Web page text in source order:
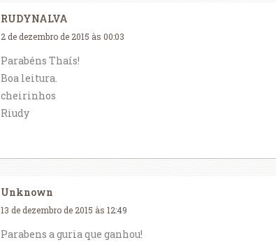
RUDYNALVA
2 de dezembro de 2015 às 00:03
Parabéns Thaís!
Boa leitura.
cheirinhos
Riudy
Unknown
13 de dezembro de 2015 às 12:49
Parabens a guria que ganhou!